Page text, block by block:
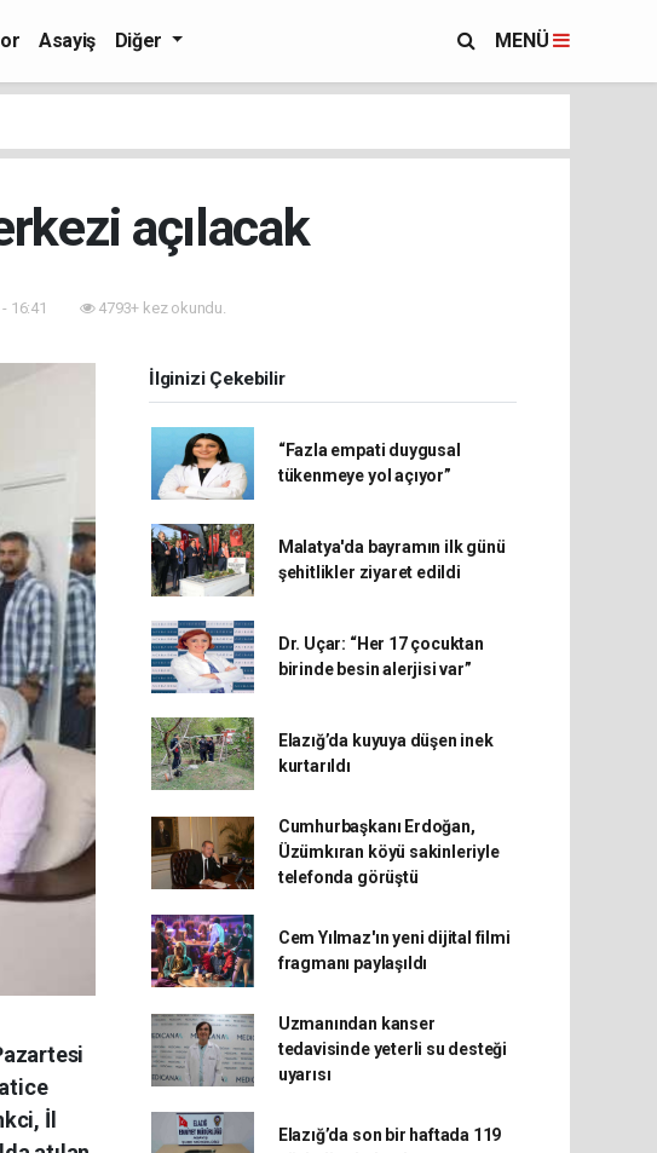
Asayiş Diğer MENÜ
açılacak
16:41 4793+ kez okundu.
İl
İlginizi Çekebilir
“Fazla empati duygusal
tükenmeye yol açıyor”
Malatya'da bayramın ilk günü
şehitlikler ziyaret edildi
Dr. Uçar: “Her 17 çocuktan
birinde besin alerjisi var”
Elazığ’da kuyuya düşen inek
kurtarıldı
Cumhurbaşkanı Erdoğan,
Üzümkıran köyü sakinleriyle
telefonda görüştü
Cem Yılmaz'ın yeni dijital filmi
fragmanı paylaşıldı
Uzmanından kanser
tedavisinde yeterli su desteği
uyarısı
Elazığ’da son bir haftada 119